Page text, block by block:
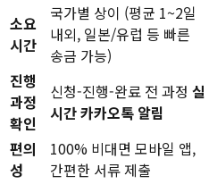
소요
시간
국가별 상이 (평균 1~2일
내외, 일본/유럽 등 빠른
송금 가능)
진행
과정
확인
신청-진행-완료 전 과정 실
시간 카카오톡 알림
편의
성
100% 비대면 모바일 앱,
간편한 서류 제출